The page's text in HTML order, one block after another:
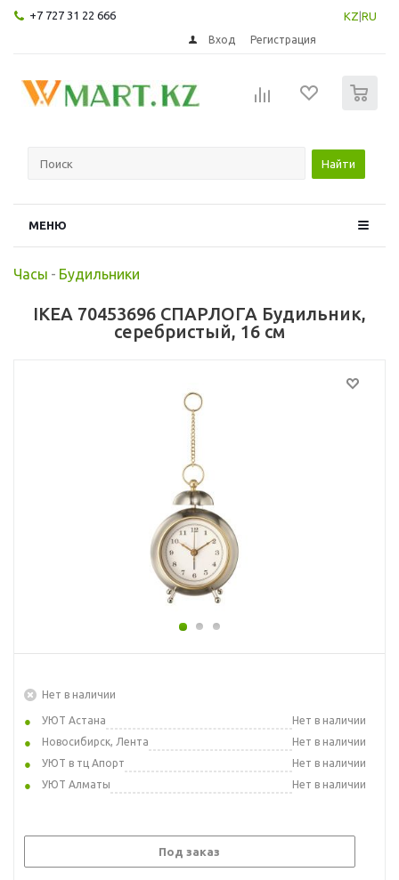
+7 727 31 22 666 KZ RU
Вход Регистрация
Найти
МЕНЮ
Часы - Будильники
IKEA 70453696 СПАРЛОГА Будильник,
серебристый, 16 см
Нет в наличии
УЮТ Астана
Нет в наличии
Новосибирск, Лента
Нет в наличии
УЮТ в тц Апорт
Нет в наличии
УЮТ Алматы
Нет в наличии
Под заказ